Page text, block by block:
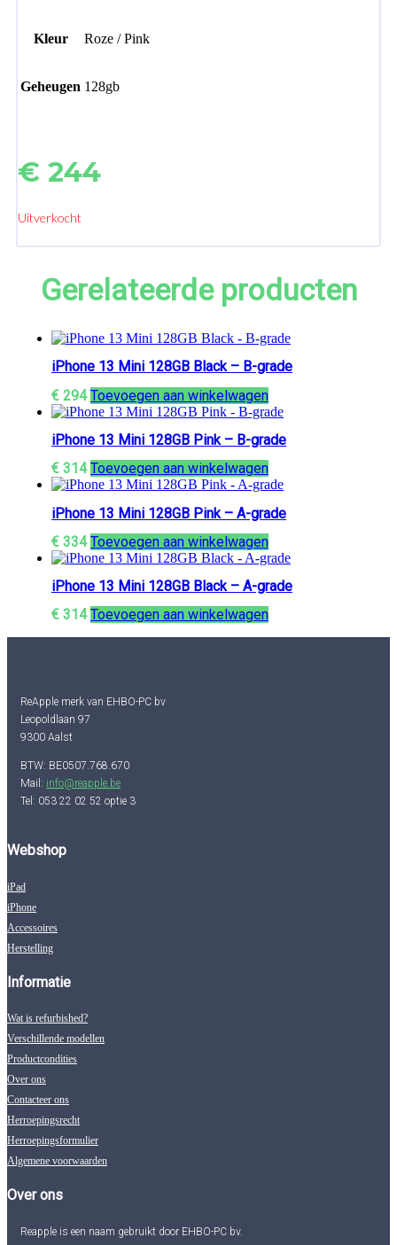
Kleur Roze / Pink
Geheugen 128gb
€ 244
Uitverkocht
Gerelateerde producten
iPhone 13 Mini 128GB Black – B-grade
€ 294 Toevoegen aan winkelwagen
iPhone 13 Mini 128GB Pink – B-grade
€ 314 Toevoegen aan winkelwagen
iPhone 13 Mini 128GB Pink – A-grade
€ 334 Toevoegen aan winkelwagen
iPhone 13 Mini 128GB Black – A-grade
€ 314 Toevoegen aan winkelwagen
ReApple merk van EHBO-PC bv
Leopoldlaan 97
9300 Aalst
BTW: BE0507.768.670
Mail: info@reapple.be
Tel: 053 22 02 52 optie 3
Webshop
iPad
iPhone
Accessoires
Herstelling
Informatie
Wat is refurbished?
Verschillende modellen
Productcondities
Over ons
Contacteer ons
Herroepingsrecht
Herroepingsformulier
Algemene voorwaarden
Over ons
Reapple is een naam gebruikt door EHBO-PC bv.